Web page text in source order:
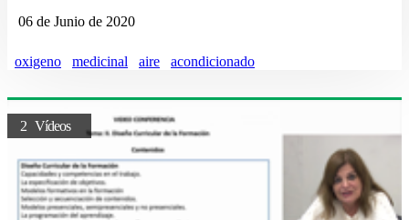
06 de Junio de 2020
oxigeno medicinal aire acondicionado
2 Vídeos